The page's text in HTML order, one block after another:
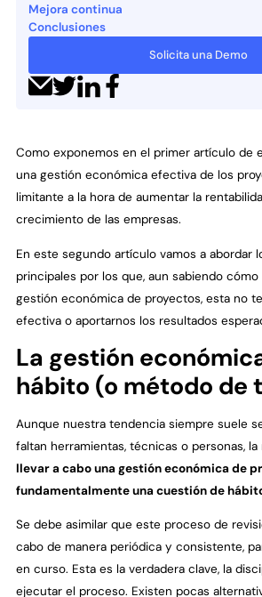
Mejora continua
Conclusiones
Solicita una Demo
Como exponemos en el primer artículo de
una gestión económica efectiva de los
limitante a la hora de aumentar la
crecimiento de las empresas.
En este segundo artículo vamos a abordar
principales por los que, aun sabiendo
gestión económica de proyectos, esta no
efectiva o aportarnos los resultados
La gestión
hábito (o método de
Aunque nuestra tendencia siempre suele
faltan herramientas, técnicas o personas, la
llevar a cabo una gestión económica de
fundamentalmente una cuestión de
Se debe asimilar que este proceso de
cabo de manera periódica y consistente,
en curso. Esta es la verdadera clave, la
ejecutar el proceso. Existen pocas